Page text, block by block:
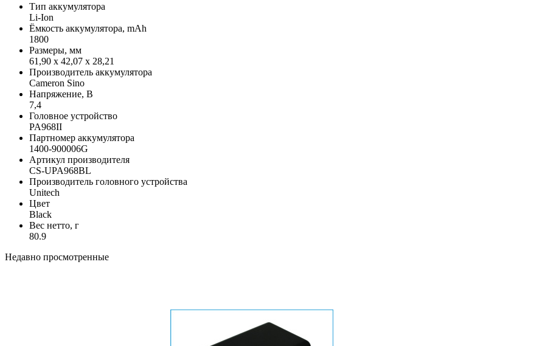
Тип аккумулятора
Li-Ion
Ёмкость аккумулятора, mAh
1800
Размеры, мм
61,90 x 42,07 x 28,21
Производитель аккумулятора
Cameron Sino
Напряжение, В
7,4
Головное устройство
PA968II
Партномер аккумулятора
1400-900006G
Артикул производителя
CS-UPA968BL
Производитель головного устройства
Unitech
Цвет
Black
Вес нетто, г
80.9
Недавно просмотренные